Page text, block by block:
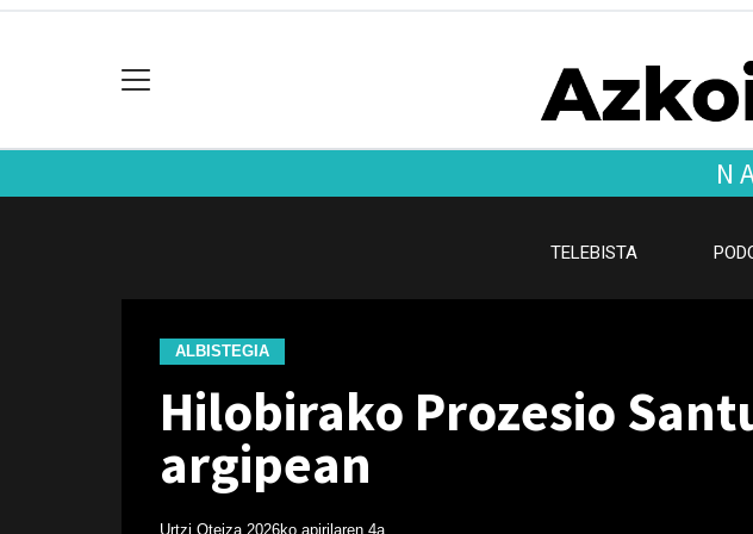
TELEBISTA
ALBISTEGIA
Hilobirako Prozesio
argipean
Urtzi Oteiza 2026ko apirilaren 4a